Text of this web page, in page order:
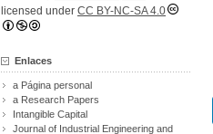
licensed under CC BY-NC-SA 4.0
Enlaces
a Página personal
a Research Papers
Intangible Capital
Journal of Industrial Engineering and